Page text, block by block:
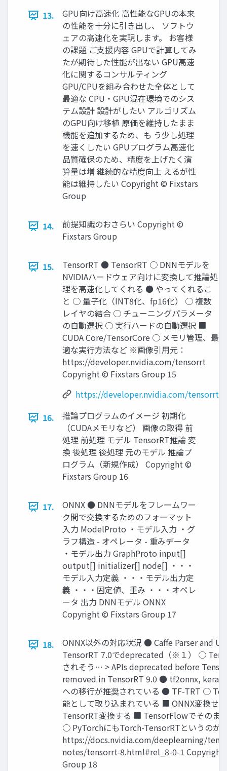
13.
GPU向け高速化 高性能なGPUの本来
の性能を十分に引き出し、 ソフトウ
ェアの高速化を実現します。 お客様
の課題 ご支援内容 GPUで計算してみ
たが期待した性能が出ない GPU高速
化に関するコンサルティング
GPU/CPUを組み合わせた全体として
最適な CPU・GPU混在環境でのシス
テム設計 設計がしたい アルゴリズム
のGPU向け移植 原価を維持したまま
機能を追加するため、も う少し処理
を速くしたい GPUプログラム高速化
品質確保のため、精度を上げたく演
算量は増 継続的な精度向上 えるが性
能は維持したい Copyright © Fixstars
Group
14.
前提知識のおさらい Copyright ©
Fixstars Group
15.
TensorRT ● TensorRT ○ DNNモデルを
NVIDIAハードウェア向けに変換して推論処
理を高速化してくれる ● やってくれるこ
と ○ 量子化（INT8化、fp16化） ○ 複数
レイヤの結合 ○ チューニングパラメータ
の自動選択 ○ 実行ハードの自動選択 ■
CUDA Core/TensorCore ○ メモリ管理、最
適な実行方法など ※画像引用元：
https://developer.nvidia.com/tensorrt
Copyright © Fixstars Group 15
https://developer.nvidia.com/tensorrt
16.
推論プログラムのイメージ 初期化
（CUDAメモリなど） 画像の取得 前
処理 前処理 モデル TensorRT推論 変
換 後処理 後処理 元のモデル 推論プ
ログラム（新規作成） Copyright ©
Fixstars Group 16
17.
ONNX ● DNNモデルをフレームワー
ク間で交換するためのフォーマット
入力 ModelProto ・モデル入力 ・グ
ラフ構造 - オペレータ - 重みデータ
・モデル出力 GraphProto input[]
output[] initializer[] node[] ・・・
モデル入力定義 ・・・モデル出力定
義 ・・・固定値、重み ・・・オペレ
ータ 出力 DNNモデル ONNX
Copyright © Fixstars Group 17
18.
ONNX以外の対応状況 ● Caffe Parser and
TensorRT 7.0でdeprecated（※１） ○
されそう… > APIs deprecated before
removed in TensorRT 9.0 ● tf2onnx,
への移行が推奨されている ● TF-TRT ○
能として取り込まれている ■ ONNX変換せ
TensorRT変換する ■ TensorFlowでそのま
○ PyTorchにもTorch-TensorRTというのが
https://docs.nvidia.com/deeplearning/
notes/tensorrt-8.html#rel_8-0-1 Copyright
Group 18